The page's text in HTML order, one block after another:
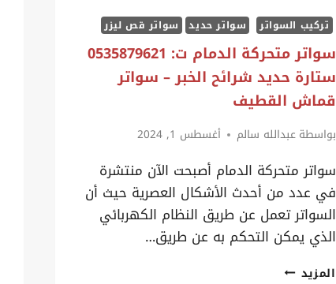
تركيب السواتر سواتر حديد سواتر قص ليزر
سواتر متحركة الدمام ت: 0535879621
ستارة حديد شرائح الخبر – سواتر
قماش القطيف
بواسطة عبدالله سالم أغسطس 1, 2024
سواتر متحركة الدمام أصبحت الآن منتشرة
في عدد من أحدث الأشكال العصرية حيث أن
السواتر تعمل عن طريق النظام الكهربائي
الذي يمكن التحكم به عن طريق…
المزيدسواتر